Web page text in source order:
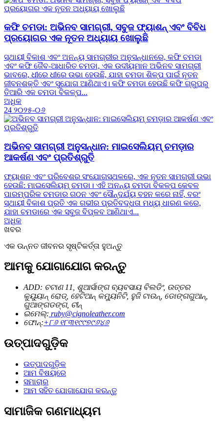
କଫି ଚମଡା: ଅଭିନବ ସାମଗ୍ରୀ, ସବୁଜ ଫ୍ୟାଶନ୍ ଏବଂ ବିବିଧ
ପ୍ରୟୋଗର ଏକ ନୂତନ ଅଧ୍ୟାୟ ଖୋଲୁଛି
ସ୍ଥାୟୀ ବିକାଶ ଏବଂ ଅନନ୍ୟ ସାମଗ୍ରୀର ଅନୁସନ୍ଧାନରେ, କଫି ଚମଡା
ଏବଂ କଫି ଜୈବ-ଆଧାରିତ ଚମଡା, ଏକ ଉଦୀୟମାନ ଅଭିନବ ସାମଗ୍ରୀ
ଭାବରେ, ଧୀରେ ଧୀରେ ଉଭା ହେଉଛି, ଯାହା ଚମଡା ଶିଳ୍ପ ପାଇଁ ନୂତନ
ଜୀବନଶକ୍ତି ଏବଂ ସୁଯୋଗ ଆଣିଥାଏ। କଫି ଚମଡା ହେଉଛି କଫି ଗ୍ରୁପରୁ
ତିଆରି ଏକ ଚମଡା ବିକଳ୍ପ...
ଅଧିକ
24 ୨୦୨୫-୦୬
ଅଭିନବ ସାମଗ୍ରୀ ଅନୁସନ୍ଧାନ: ମାଇସେଲିୟମ୍ ଚମଡ଼ାର
ଆକର୍ଷଣ ଏବଂ ପ୍ରତିଶ୍ରୁତି
ଫ୍ୟାଶନ ଏବଂ ପରିବେଶର ସଂଯୋଗସ୍ଥଳରେ, ଏକ ନୂତନ ସାମଗ୍ରୀ ଉଭା
ହେଉଛି: ମାଇସେଲିୟମ୍ ଚମଡା। ଏହି ଅନନ୍ୟ ଚମଡା ବିକଳ୍ପ କେବଳ
ପାରମ୍ପରିକ ଚମଡାର ଗଠନ ଏବଂ ସୌନ୍ଦର୍ଯ୍ୟ ବହନ କରେ ନାହିଁ, ବରଂ
ସ୍ଥାୟୀ ବିକାଶ ପ୍ରତି ଏକ ଗଭୀର ପ୍ରତିବଦ୍ଧତା ମଧ୍ୟ ଧାରଣ କରେ,
ଯାହା ଚମଡାରେ ଏକ ସବୁଜ ବିପ୍ଳବ ଆଣିଥାଏ...
ଅଧିକ
ଖବର
ଏକ ଉନ୍ନତ ଜୀବନର ସୃଷ୍ଟିକର୍ତ୍ତା ହୁଅନ୍ତୁ
ଆମକୁ ଯୋଗାଯୋଗ କରନ୍ତୁ
ADD: ଚଟାଣ 11, ଶୁଆର୍ସାଙ୍ଗ ବ୍ୟବସାୟ ବିଲଡିଂ, ଉତ୍ତର
କୁୟୁୟାନ୍ ରୋଡ୍, ହେଟିଆନ୍ କମ୍ୟୁନିଟି, ହୁଜି ଟାଉନ୍, ଡୋଙ୍ଗଗୁଆନ୍,
ଗୁଆଙ୍ଗଡଙ୍ଗ, ଚୀନ୍
ଇମେଲ୍: ruby@cignoleather.com
ଫୋନ୍:+୮୬ ୧୮୩୧୯୯୭୯୬୪୬
ଉତ୍ପାଦଗୁଡ଼ିକ
ଉତ୍ପାଦଗୁଡ଼ିକ
ଆମ ବିଷୟରେ
ସମାଚାର
ଆମ ସହିତ ଯୋଗାଯୋଗ କରନ୍ତୁ
ସାମାଜିକ ଗଣମାଧ୍ୟମ